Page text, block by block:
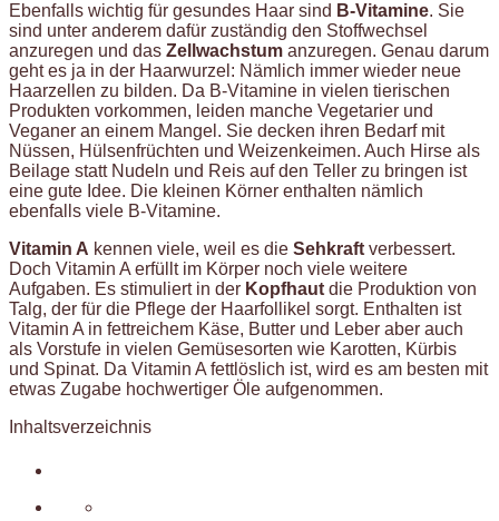
Ebenfalls wichtig für gesundes Haar sind B-Vitamine. Sie
sind unter anderem dafür zuständig den Stoffwechsel
anzuregen und das Zellwachstum anzuregen. Genau darum
geht es ja in der Haarwurzel: Nämlich immer wieder neue
Haarzellen zu bilden. Da B-Vitamine in vielen tierischen
Produkten vorkommen, leiden manche Vegetarier und
Veganer an einem Mangel. Sie decken ihren Bedarf mit
Nüssen, Hülsenfrüchten und Weizenkeimen. Auch Hirse als
Beilage statt Nudeln und Reis auf den Teller zu bringen ist
eine gute Idee. Die kleinen Körner enthalten nämlich
ebenfalls viele B-Vitamine.
Vitamin A kennen viele, weil es die Sehkraft verbessert.
Doch Vitamin A erfüllt im Körper noch viele weitere
Aufgaben. Es stimuliert in der Kopfhaut die Produktion von
Talg, der für die Pflege der Haarfollikel sorgt. Enthalten ist
Vitamin A in fettreichem Käse, Butter und Leber aber auch
als Vorstufe in vielen Gemüsesorten wie Karotten, Kürbis
und Spinat. Da Vitamin A fettlöslich ist, wird es am besten mit
etwas Zugabe hochwertiger Öle aufgenommen.
Inhaltsverzeichnis